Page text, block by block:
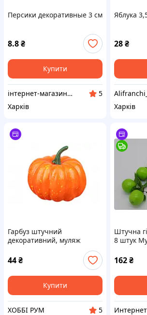
Персики декоративные 3 см
8.8₴
Купити
інтернет-магазин "Швейна фурнітура та декор"
5
Харків
Яблука
28₴
Харків
Гарбуз штучний
декоративний, муляж
44₴
Купити
ХОББІ РУМ
5
Штучна
8 штук
162₴